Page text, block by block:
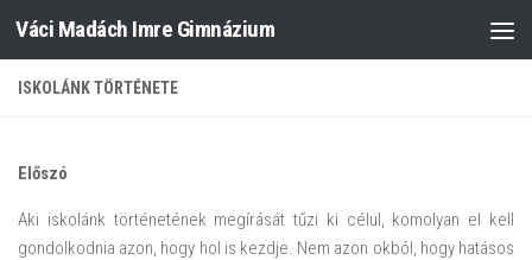
Skip to content
Váci Madách Imre Gimnázium
ISKOLÁNK TÖRTÉNETE
Előszó
Aki iskolánk történetének megírását tűzi ki célul, komolyan el kell
gondolkodnia azon, hogy hol is kezdje. Nem azon okból, hogy hatásos